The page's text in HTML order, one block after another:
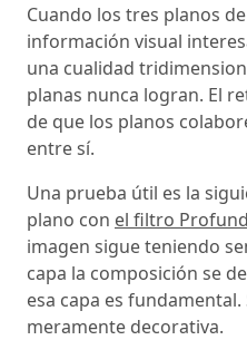
Cuando los tres planos
información visual
una cualidad
planas nunca logran. El
de que los planos
entre sí.
Una prueba útil es la
plano con el filtro
imagen sigue teniendo
capa la composición se
esa capa es
meramente decorativa.